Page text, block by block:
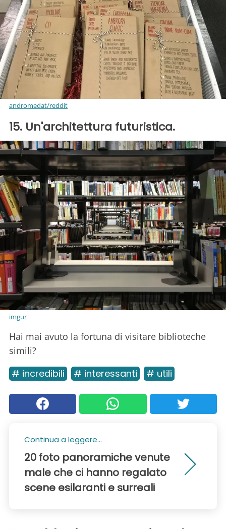
andromedat/reddit
15. Un'architettura futuristica.
imgur
Hai mai avuto la fortuna di visitare biblioteche
simili?
# incredibili # interessanti # utili
Continua a leggere...
20 foto panoramiche venute
male che ci hanno regalato
scene esilaranti e surreali